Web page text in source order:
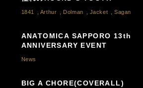
1841 , Arthur , Dolman , Jacket ,Sagan
ANATOMICA SAPPORO 13th
ANNIVERSARY EVENT
News
BIG A CHORE(COVERALL)